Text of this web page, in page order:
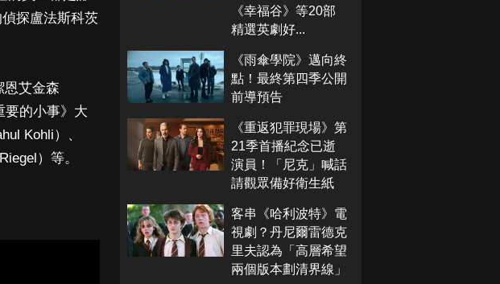
探盧法斯科茨
恩艾金森
要的小事》大
Kohli）、
）等。
《幸福谷》等20部
精選英劇好...
《雨傘學院》邁向終
點！最終第四季公開
前導預告
《重返犯罪現場》第
21季首播紀念已逝
演員！「尼克」喊話
請觀眾備好衛生紙
客串《哈利波特》電
視劇？丹尼爾雷德克
里夫認為「高層希望
兩個版本劃清界線」